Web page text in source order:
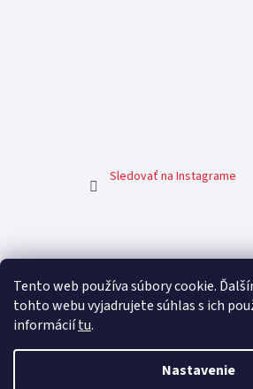
Tento web používa súbory cookie.
tohto webu vyjadrujete súhlas s ich
informáciítu.
Nastavenie
Sledovať na Instagrame
Facebook